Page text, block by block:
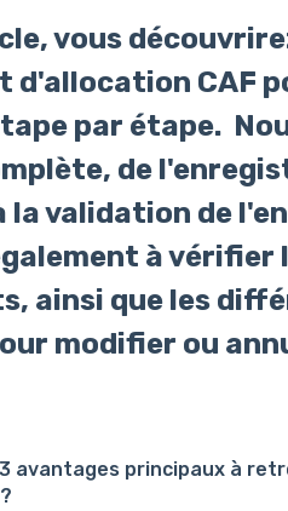
vous
d'allocation CAF
par étape.
de
la validation de
à
ainsi que les
modifier ou
3 avantages principaux à